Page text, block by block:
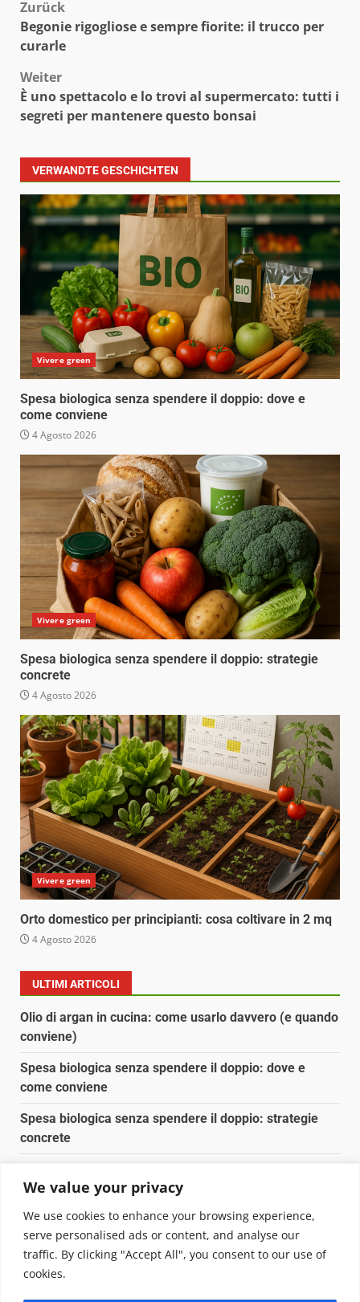
We value your privacy
We use cookies to enhance your browsing experience,
serve personalised ads or content, and analyse our
traffic. By clicking "Accept All", you consent to our use of
cookies.
Beitragsnavigation
Zurück
Begonie rigogliose e sempre fiorite: il trucco per
curarle
Weiter
È uno spettacolo e lo trovi al supermercato: tutti i
segreti per mantenere questo bonsai
VERWANDTE GESCHICHTEN
Vivere green
Spesa biologica senza spendere il doppio: dove e
come conviene
4 Agosto 2026
Vivere green
Spesa biologica senza spendere il doppio: strategie
concrete
4 Agosto 2026
Vivere green
Orto domestico per principianti: cosa coltivare in 2 mq
4 Agosto 2026
ULTIMI ARTICOLI
Olio di argan in cucina: come usarlo davvero (e quando
conviene)
Spesa biologica senza spendere il doppio: dove e
come conviene
Spesa biologica senza spendere il doppio: strategie
concrete
Pulizia naturale della casa: 3 ingredienti che
sostituiscono 10 prodotti chimici
Copyright © 2025 Biopianeta.it proprietà di Jws Media